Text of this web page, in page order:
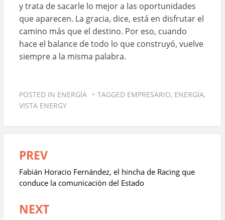
y trata de sacarle lo mejor a las oportunidades
que aparecen. La gracia, dice, está en disfrutar el
camino más que el destino. Por eso, cuando
hace el balance de todo lo que construyó, vuelve
siempre a la misma palabra.
POSTED IN ENERGÍA TAGGED EMPRESARIO, ENERGÍA,
VISTA ENERGY
Navegación
de
entradas
PREV
Fabián Horacio Fernández, el hincha de Racing que
conduce la comunicación del Estado
NEXT